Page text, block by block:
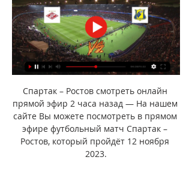
Спартак – Ростов смотреть онлайн
прямой эфир 2 часа назад — На нашем
сайте Вы можете посмотреть в прямом
эфире футбольный матч Спартак –
Ростов, который пройдёт 12 ноября
2023.